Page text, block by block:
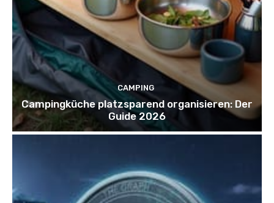
CAMPING
Campingküche platzsparend organisieren: Der
Guide 2026